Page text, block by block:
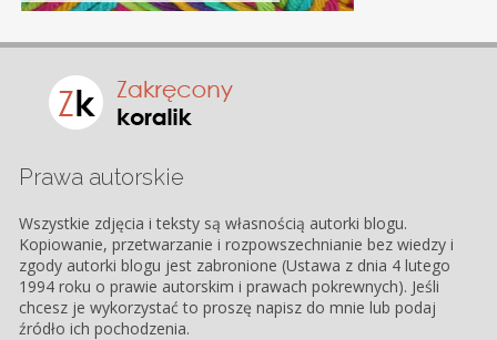
Prawa autorskie
Wszystkie zdjęcia i teksty są własnością autorki blogu.
Kopiowanie, przetwarzanie i rozpowszechnianie bez wiedzy i
zgody autorki blogu jest zabronione (Ustawa z dnia 4 lutego
1994 roku o prawie autorskim i prawach pokrewnych). Jeśli
chcesz je wykorzystać to proszę napisz do mnie lub podaj
źródło ich pochodzenia.